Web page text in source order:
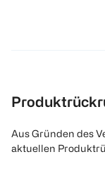
Aus Gründen des
aktuellen